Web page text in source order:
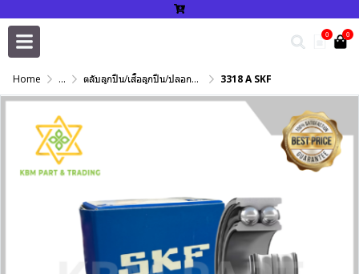
0 0
Home ... ตลับลูกปืน/เสื้อลูกปืน/ปลอกปรับเพลา/แหวนกำหนด/เพลาฮาร์ดโครม 3318 A SKF